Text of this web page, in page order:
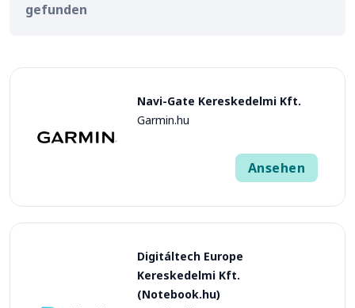
gefunden
Navi-Gate Kereskedelmi Kft.
Garmin.hu
Ansehen
Digitáltech Europe
Kereskedelmi Kft.
(Notebook.hu)